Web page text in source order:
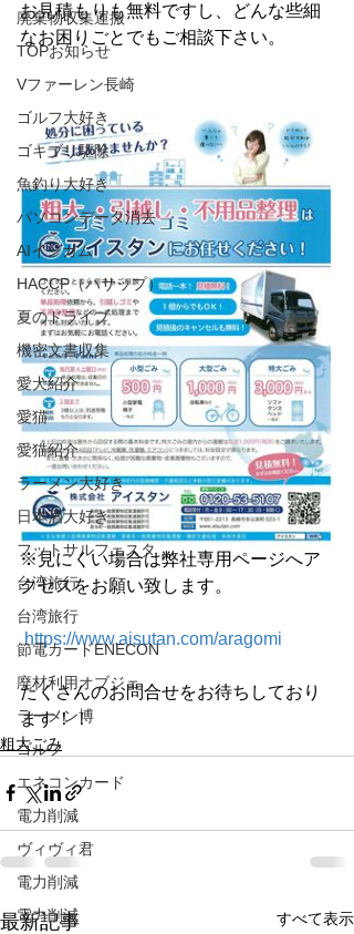
廃棄物収集運搬
TOPお知らせ
Vファーレン長崎
ゴルフ大好き
ゴキブリ駆除
魚釣り大好き
パソコンデータ消去
AIインカム
HACCP（ハサップ）
夏のドライブ
機密文書収集
愛犬紹介
愛猫
愛猫紹介
ラーメン大好き
日本酒大好き
フットサルフェスタ
台湾旅行
台湾旅行
節電カードENECON
廃材利用オブジェ
ラーメン博
ゴルフ
エネコンカード
電力削減
ヴィヴィ君
電力削減
電力削減
お見積もりも無料ですし、どんな些細
なお困りごとでもご相談下さい。
※見にくい場合は弊社専用ページへア
クセスをお願い致します。
https://www.aisutan.com/aragomi
たくさんのお問合せをお待ちしており
ます！！
粗大ごみ
最新記事 すべて表示